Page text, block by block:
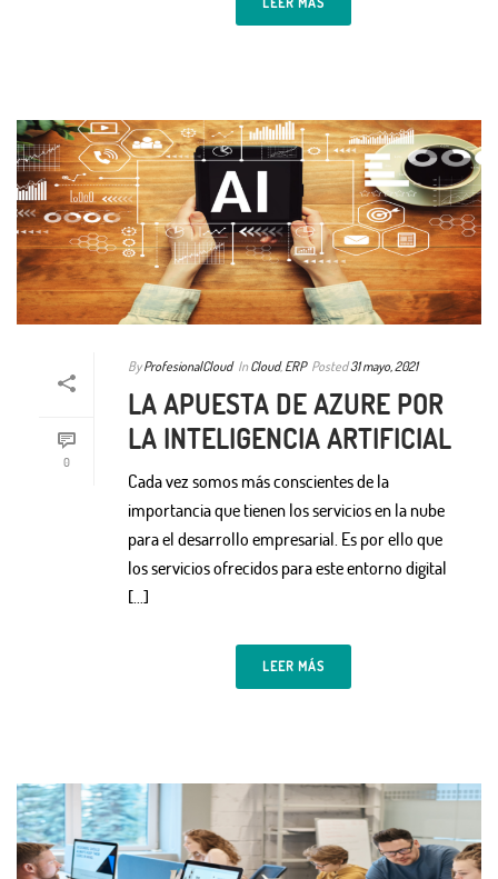
0
By ProfesionalCloud In Cloud, ERP Posted31 mayo, 2021
LA APUESTA DE AZURE POR
LA INTELIGENCIA ARTIFICIAL
Cada vez somos más conscientes de la
importancia que tienen los servicios en la nube
para el desarrollo empresarial. Es por ello que
los servicios ofrecidos para este entorno digital
[…]
LEER MÁS